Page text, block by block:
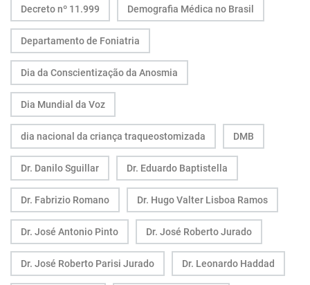
Decreto nº 11.999 Demografia Médica no Brasil
Departamento de Foniatria
Dia da Conscientização da Anosmia
Dia Mundial da Voz
dia nacional da criança traqueostomizada DMB
Dr. Danilo Sguillar Dr. Eduardo Baptistella
Dr. Fabrizio Romano Dr. Hugo Valter Lisboa Ramos
Dr. José Antonio Pinto Dr. José Roberto Jurado
Dr. José Roberto Parisi Jurado Dr. Leonardo Haddad